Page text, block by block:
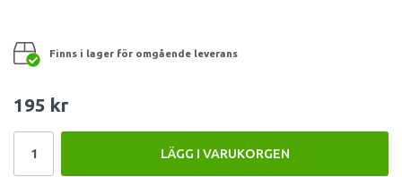
Finns i lager för omgående leverans
195 kr
LÄGG I VARUKORGEN